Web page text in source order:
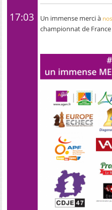
17:03 Un immense merci à
championnat de